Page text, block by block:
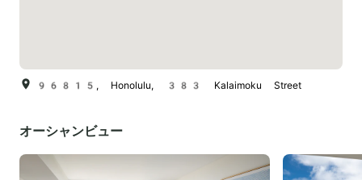
96815, Honolulu, 383 Kalaimoku Street
オーシャンビュー